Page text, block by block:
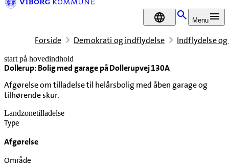
DA Menu
Forside Demokrati og indflydelse Indflydelse
start på hovedindhold
Dollerup: Bolig med garage på Dollerupvej 130A
Afgørelse om tilladelse til helårsbolig med åben garage og
tilhørende skur.
senest opdateret 11. maj 2026
Landzonetilladelse
Type
Afgørelse
Område